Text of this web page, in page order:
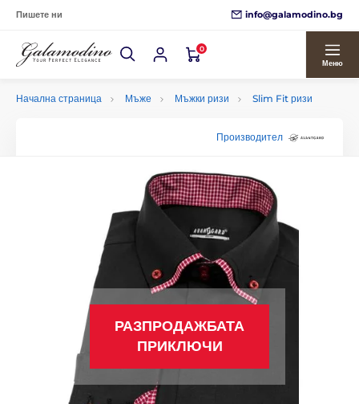
Пишете ни info@galamodino.bg
0
Меню
Начална страница Мъже Мъжки ризи Slim Fit ризи
Производител
РАЗПРОДАЖБАТА
ПРИКЛЮЧИ